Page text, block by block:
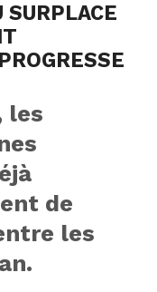
SURPLACE
les
de
les